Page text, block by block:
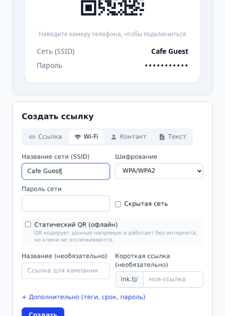
Наведите камеру телефона, чтобы подключиться
Сеть (SSID)
Cafe Guest
Пароль
•••••••••••